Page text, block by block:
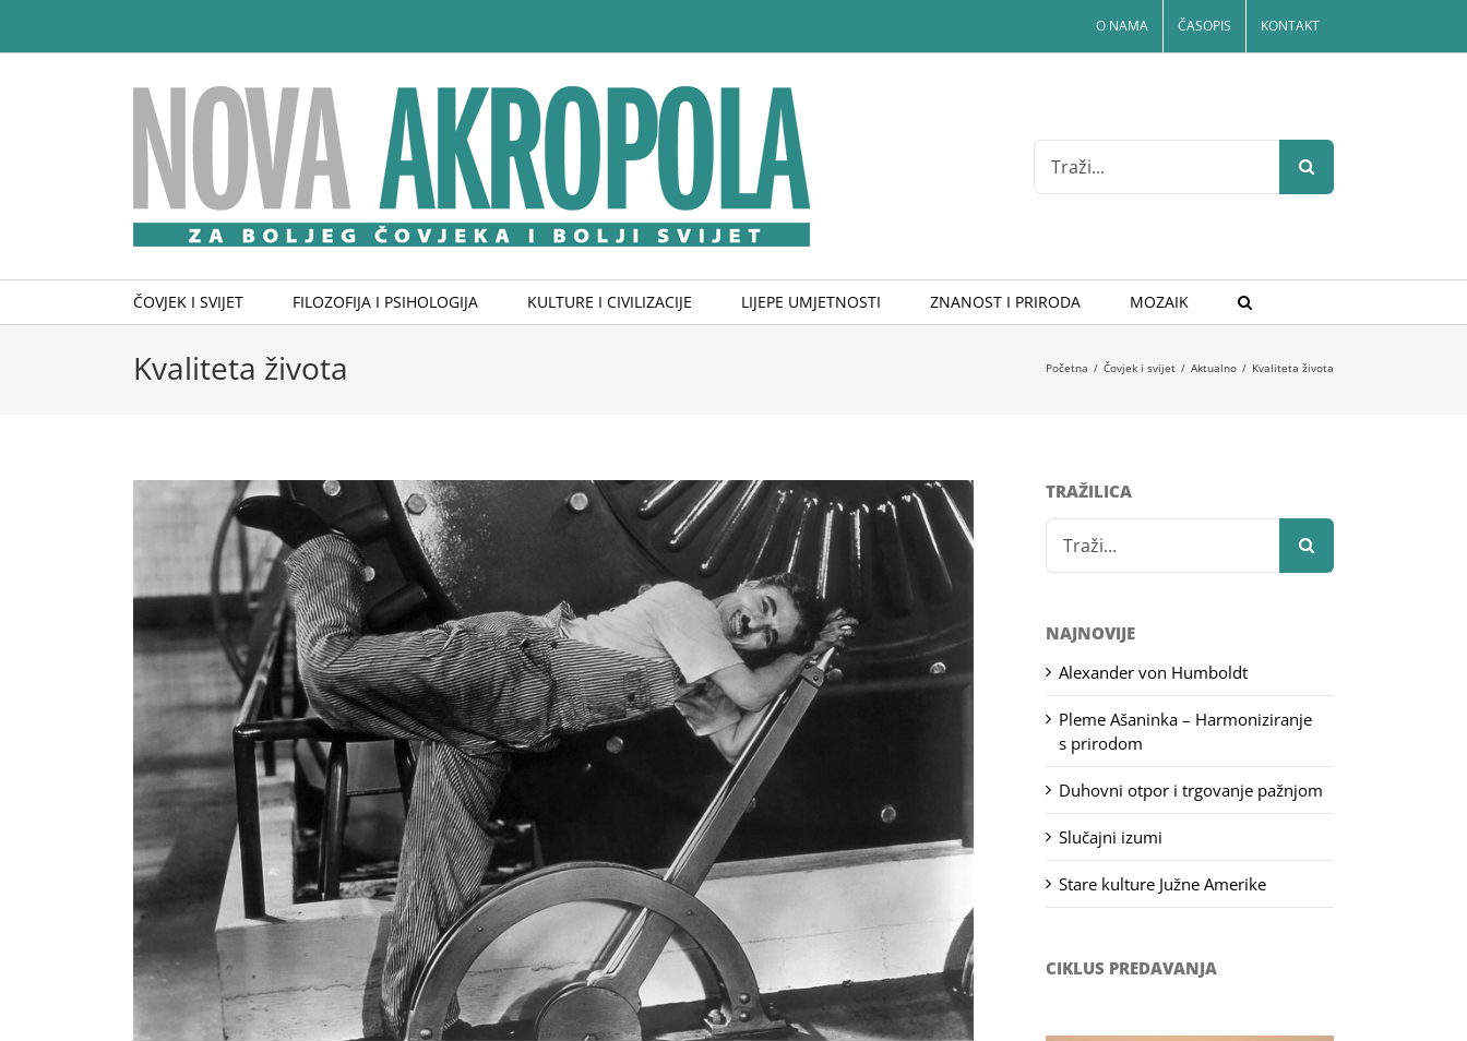
content
O NAMA ČASOPIS KONTAKT
Search
for:
ČOVJEK I SVIJET FILOZOFIJA I PSIHOLOGIJA KULTURE I CIVILIZACIJE LIJEPE UMJETNOSTI ZNANOST I PRIRODA MOZAIK
Kvaliteta života Početna / Čovjek i svijet / Aktualno / Kvaliteta života
TRAŽILICA
for:
NAJNOVIJE
Alexander von Humboldt
Pleme Ašaninka – Harmoniziranje
s prirodom
Duhovni otpor i trgovanje pažnjom
Slučajni izumi
Stare kulture Južne Amerike
CIKLUS PREDAVANJA